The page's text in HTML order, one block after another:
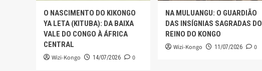
O NASCIMENTO DO KIKONGO
YA LETA (KITUBA): DA BAIXA
VALE DO CONGO À ÁFRICA
CENTRAL
Wizi-Kongo 14/07/2026 0
NA MULUANGU: O GUARDIÃO
DAS INSÍGNIAS SAGRADAS DO
REINO DO KONGO
Wizi-Kongo 11/07/2026 0